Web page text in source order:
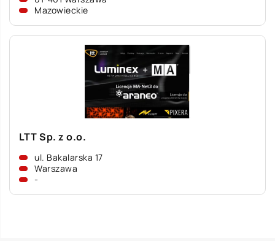
Mazowieckie
LTT Sp. z o.o.
ul. Bakalarska 17
Warszawa
-